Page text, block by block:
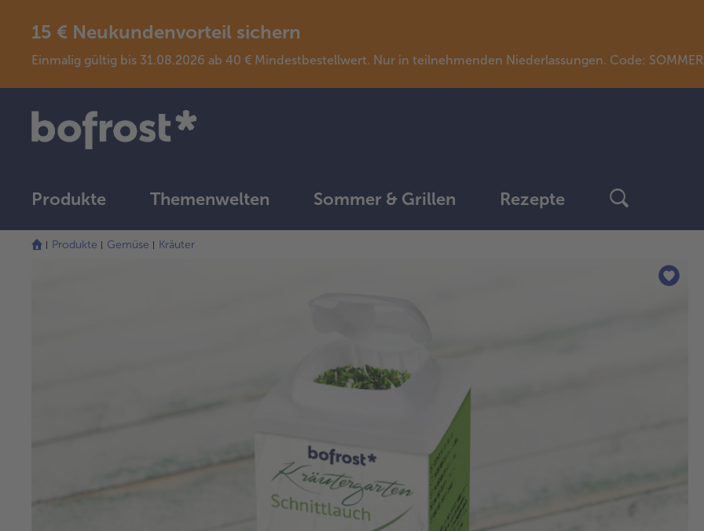
15 € Neukundenvorteil sichern
Einmalig gültig bis 31.08.2026 ab 40 € Mindestbestellwert. Nur in teilnehmenden Niederlassungen. Code:
Produkte Themenwelten Sommer & Grillen Rezepte
Produkte Gemüse Kräuter